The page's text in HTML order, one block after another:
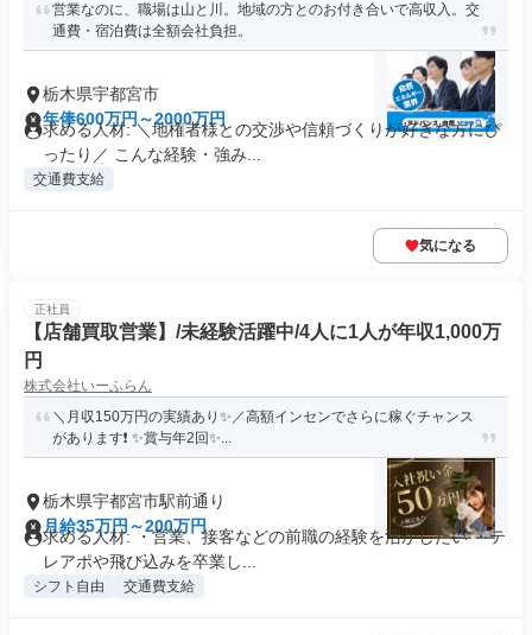
営業なのに、職場は山と川。地域の方とのお付き合いで高収入。交
通費・宿泊費は全額会社負担。
栃木県宇都宮市
年俸600万円～2000万円
求める人材: ＼地権者様との交渉や信頼づくりが好きな方にぴ
ったり／ こんな経験・強み...
交通費支給
気になる
正社員
【店舗買取営業】/未経験活躍中/4人に1人が年収1,000万
円
株式会社いーふらん
＼月収150万円の実績あり✨／高額インセンでさらに稼ぐチャンス
があります❗ ✨賞与年2回✨...
栃木県宇都宮市駅前通り
月給35万円～200万円
求める人材: ・営業、接客などの前職の経験を活かしたい ・テ
レアポや飛び込みを卒業し...
シフト自由 交通費支給